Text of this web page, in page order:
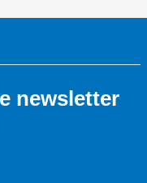
newsletter